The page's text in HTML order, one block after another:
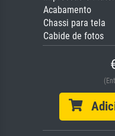
Acabamento
Chassi para tela
Cabide de fotos